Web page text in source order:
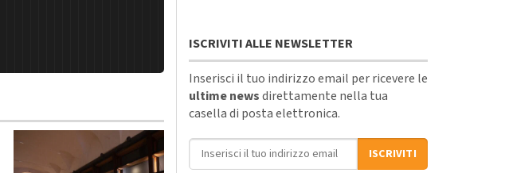
ISCRIVITI ALLE NEWSLETTER
Inserisci il tuo indirizzo email per ricevere le
ultime newsdirettamente nella tua
casella di posta elettronica.
Indirizzo email
ISCRIVITI